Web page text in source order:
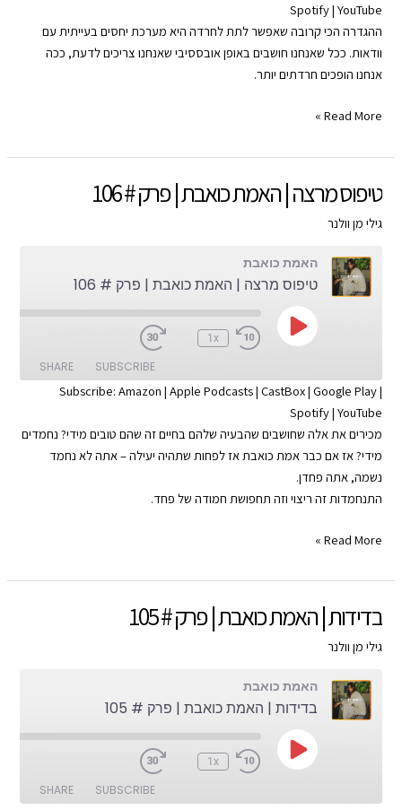
Amazon
Spotify
SHARE
LINK
Spotify| YouTube
ההגדרה הכי קרובה שאפשר לתת לחרדה היא מערכת יחסים בעייתית עם
וודאות. ככל שאנחנו חושבים באופן אובססיבי שאנחנו צריכים לדעת, ככה
אנחנו הופכים חרדתים יותר.
חרדה
|
כואבת
|
108
Read More »
טיפוס מרצה | האמת כואבת | פרק # 106
גילי מן וולנר
האמת כואבת
טיפוס מרצה | האמת כואבת | פרק # 106
Play
Episode
1x
SUBSCRIBE
SHARE
Amazon
RSS FEED
SHARE
LINK
EMBED
Subscribe: Amazon | Apple Podcasts| CastBox| Google Play|
Spotify| YouTube
מכירים את אלה שחושבים שהבעיה שלהם בחיים זה שהם טובים מידי? נחמדים
מידי? אז אם כבר אמת כואבת אז לפחות שתהיה יעילה – אתה לא נחמד
נשמה, אתה פחדן.
התנחמדות זה ריצוי וזה תחפושת חמודה של פחד.
טיפוס
|
כואבת
|
106
Read More »
בדידות | האמת כואבת | פרק # 105
גילי מן וולנר
האמת כואבת
בדידות | האמת כואבת | פרק # 105
Play
Episode
1x
SUBSCRIBE
SHARE